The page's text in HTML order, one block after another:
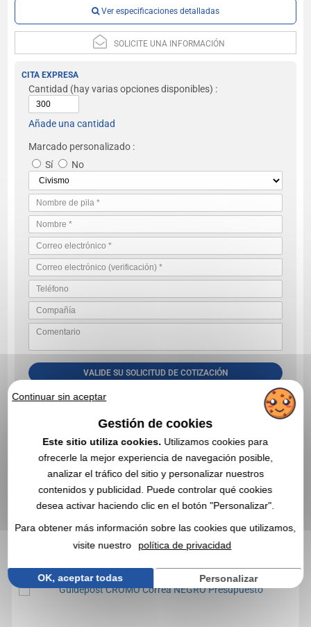
Ver especificaciones detalladas
SOLICITE UNA INFORMACIÓN
CITA EXPRESA
Cantidad (hay varias opciones disponibles) :
Añade una cantidad
Marcado personalizado :
Sí
No
VALIDE SU SOLICITUD DE COTIZACIÓN
Al enviarnos su solicitud de cotización, acepta nuestras
condiciones generales de uso y nuestra política de privacidad de
EN ESTA CATEGORÍA, ESTOS ARTÍCULOS
PROMOCIONALES TAMBIÉN PUEDEN
INTERESARLE
Réf. 01649V0168965
Guidepost CROMO Correa NEGRO Presupuesto
Continuar sin aceptar
Gestión de cookies
Este sitio utiliza cookies. Utilizamos cookies para
ofrecerle la mejor experiencia de navegación posible,
analizar el tráfico del sitio y personalizar nuestros
contenidos y publicidad. Puede controlar qué cookies
desea activar haciendo clic en el botón "Personalizar".
Para obtener más información sobre las cookies que utilizamos,
visite nuestro
política de privacidad
OK, aceptar todas Personalizar